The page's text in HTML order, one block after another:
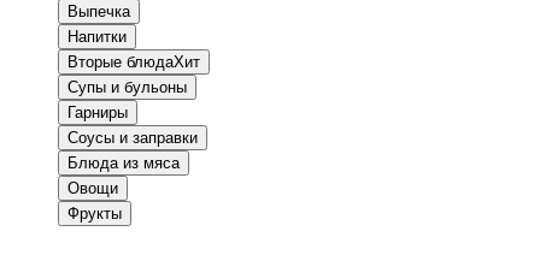
Выпечка
Напитки
Вторые блюдаХит
Супы и бульоны
Гарниры
Соусы и заправки
Блюда из мяса
Овощи
Фрукты